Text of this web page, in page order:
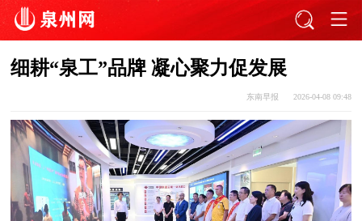
细耕“泉工”品牌 凝心聚力促发展
东南早报 2026-04-08 09:48